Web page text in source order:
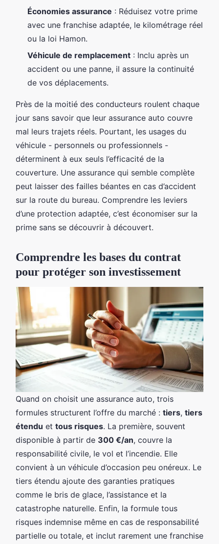
Économies assurance : Réduisez votre prime
avec une franchise adaptée, le kilométrage réel
ou la loi Hamon.
Véhicule de remplacement : Inclu après un
accident ou une panne, il assure la continuité
de vos déplacements.
Près de la moitié des conducteurs roulent chaque
jour sans savoir que leur assurance auto couvre
mal leurs trajets réels. Pourtant, les usages du
véhicule - personnels ou professionnels -
déterminent à eux seuls l’efficacité de la
couverture. Une assurance qui semble complète
peut laisser des failles béantes en cas d’accident
sur la route du bureau. Comprendre les leviers
d’une protection adaptée, c’est économiser sur la
prime sans se découvrir à découvert.
Comprendre les bases du contrat
pour protéger son investissement
Quand on choisit une assurance auto, trois
formules structurent l’offre du marché : tiers, tiers
étendu et tous risques. La première, souvent
disponible à partir de 300 €/an, couvre la
responsabilité civile, le vol et l’incendie. Elle
convient à un véhicule d’occasion peu onéreux. Le
tiers étendu ajoute des garanties pratiques
comme le bris de glace, l’assistance et la
catastrophe naturelle. Enfin, la formule tous
risques indemnise même en cas de responsabilité
partielle ou totale, et inclut rarement une franchise